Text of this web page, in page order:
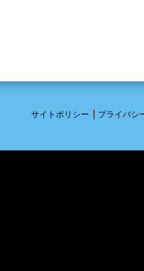
サイトポリシー プライバシ